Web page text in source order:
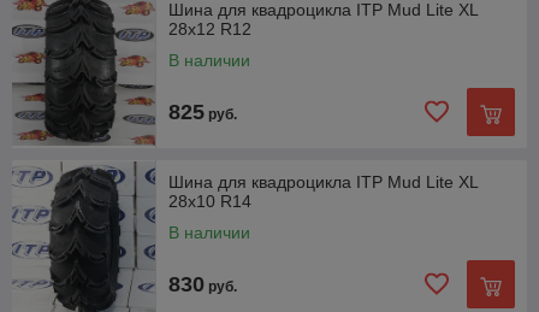
Шина для квадроцикла ITP Mud Lite XL
28x12 R12
В наличии
825 руб.
Шина для квадроцикла ITP Mud Lite XL
28x10 R14
В наличии
830 руб.